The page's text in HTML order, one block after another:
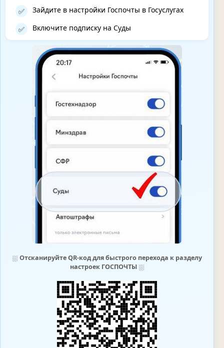
✅ Зайдите в настройки Госпочты в Госуслугах
✅ Включите подписку на Суды
⛆ Отсканируйте QR-код для быстрого перехода к разделу
настроек ГОСПОЧТЫ⛆